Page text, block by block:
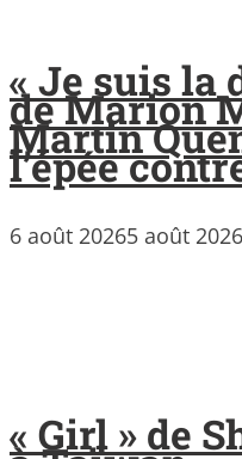
« Je suis la
de Marion
Martin
l’épée
6 août 20265 août 2026
« Girl » de